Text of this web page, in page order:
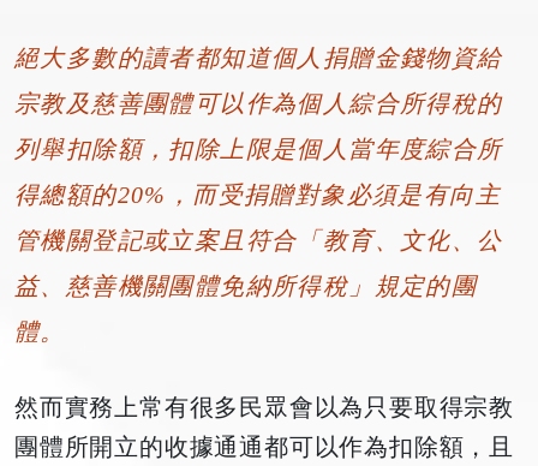
絕大多數的讀者都知道個人捐贈金錢物資給
宗教及慈善團體可以作為個人綜合所得稅的
列舉扣除額，扣除上限是個人當年度綜合所
得總額的20%，而受捐贈對象必須是有向主
管機關登記或立案且符合「教育、文化、公
益、慈善機關團體免納所得稅」規定的團
體。
然而實務上常有很多民眾會以為只要取得宗教
團體所開立的收據通通都可以作為扣除額，且